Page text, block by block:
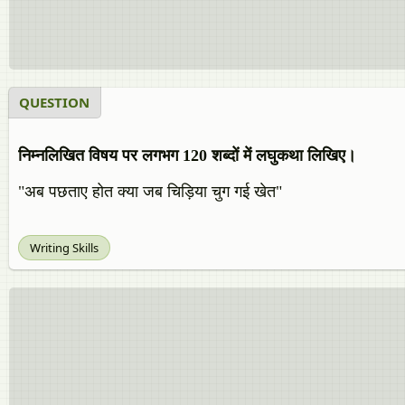
QUESTION
निम्नलिखित विषय पर लगभग 120 शब्दों में लघुकथा लिखिए।
"अब पछताए होत क्या जब चिड़िया चुग गई खेत"
Writing Skills